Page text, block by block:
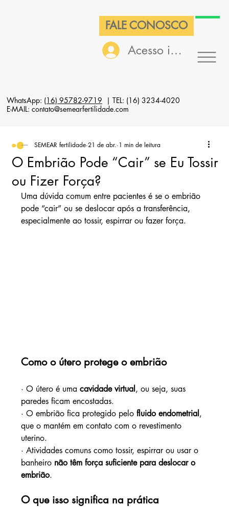
FALE CONOSCO
Acesso interno
WhatsApp: (16) 95782-9719 | TEL: (16) 3234-4020
E-MAIL: contato@semearfertilidade.com
O Embrião Pode “Cair” se Eu Tossir
ou Fizer Força?
SEMEAR fertilidade 21 de abr. 1 min de leitura
Uma dúvida comum entre pacientes é se o embrião
pode “cair” ou se deslocar após a transferência,
especialmente ao tossir, espirrar ou fazer força.
Como o útero protege o embrião
· O útero é uma cavidade virtual, ou seja, suas
paredes ficam encostadas.
· O embrião fica protegido pelo fluido endometrial,
que o mantém em contato com o revestimento
uterino.
· Atividades comuns como tossir, espirrar ou usar o
banheiro não têm força suficiente para deslocar o
embrião.
O que isso significa na prática